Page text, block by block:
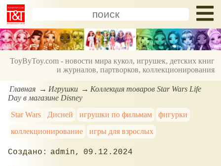
ToyByToy.com - новости мира кукол, игрушек, детских книг
и журналов, партворков, коллекционирования
Главная Игрушки
Коллекция товаров Star Wars Life
Day в магазине Disney
Star Wars
Дисней игрушки по фильмам
фигурки
коллекционирование
игры для взрослых
admin 09.12.2024